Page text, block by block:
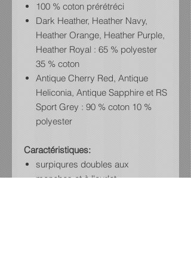
100 % coton prérétréci
Dark Heather, Heather Navy,
Heather Orange, Heather Purple,
Heather Royal : 65 % polyester
35 % coton
Antique Cherry Red, Antique
Heliconia, Antique Sapphire et RS
Sport Grey : 90 % coton 10 %
polyester
Caractéristiques:
surpiqures doubles aux
manches et à l'ourlet